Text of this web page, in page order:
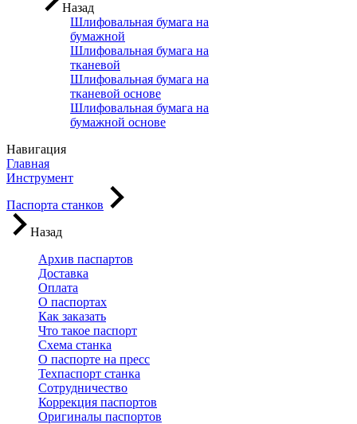
Назад
Шлифовальная бумага на
бумажной
Шлифовальная бумага на
тканевой
Шлифовальная бумага на
тканевой основе
Шлифовальная бумага на
бумажной основе
Навигация
Главная
Инструмент
Паспорта станков
Назад
Архив паспартов
Доставка
Оплата
О паспортах
Как заказать
Что такое паспорт
Схема станка
О паспорте на пресс
Техпаспорт станка
Сотрудничество
Коррекция паспортов
Оригиналы паспортов